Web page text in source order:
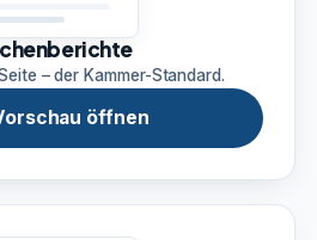
– der Kammer-Standard.
öffnen